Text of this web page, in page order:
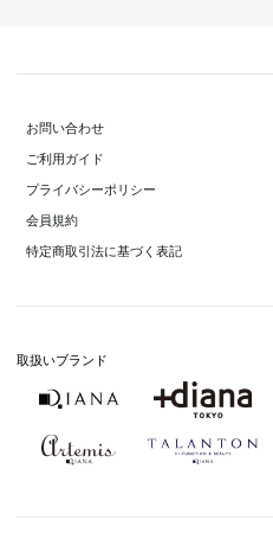
お問い合わせ
ご利用ガイド
プライバシーポリシー
会員規約
特定商取引法に基づく表記
取扱いブランド